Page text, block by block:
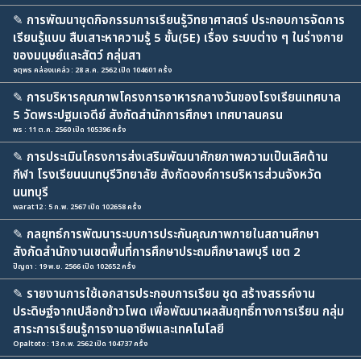
✎ การพัฒนาชุดกิจกรรมการเรียนรู้วิทยาศาสตร์ ประกอบการจัดการ
เรียนรู้แบบ สืบเสาะหาความรู้ 5 ขั้น(5E) เรื่อง ระบบต่าง ๆ ในร่างกาย
ของมนุษย์และสัตว์ กลุ่มสา
จตุพร คล่องแคล่ว : 28 ส.ค. 2562 เปิด 104601 ครั้ง
✎ การบริหารคุณภาพโครงการอาหารกลางวันของโรงเรียนเทศบาล
5 วัดพระปฐมเจดีย์ สังกัดสำนักการศึกษา เทศบาลนครน
พร : 11 ต.ค. 2560 เปิด 105396 ครั้ง
✎ การประเมินโครงการส่งเสริมพัฒนาศักยภาพความเป็นเลิศด้าน
กีฬา โรงเรียนนนทบุรีวิทยาลัย สังกัดองค์การบริหารส่วนจังหวัด
นนทบุรี
warat12 : 5 ก.พ. 2567 เปิด 102658 ครั้ง
✎ กลยุทธ์การพัฒนาระบบการประกันคุณภาพภายในสถานศึกษา
สังกัดสำนักงานเขตพื้นที่การศึกษาประถมศึกษาลพบุรี เขต 2
ปิญดา : 19 พ.ย. 2566 เปิด 102652 ครั้ง
✎ รายงานการใช้เอกสารประกอบการเรียน ชุด สร้างสรรค์งาน
ประดิษฐ์จากเปลือกข้าวโพด เพื่อพัฒนาผลสัมฤทธิ์ทางการเรียน กลุ่ม
สาระการเรียนรู้การงานอาชีพและเทคโนโลยี
Opaltoto : 13 ก.พ. 2562 เปิด 104737 ครั้ง